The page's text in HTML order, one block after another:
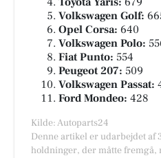
Volkswagen Golf:
Opel Corsa: 640
Volkswagen Polo:
Fiat Punto: 554
Peugeot 207: 509
Volkswagen Passat:
Ford Mondeo: 428
Kilde: Autoparts24
Denne artikel er udarbejdet af
holdninger, der måtte